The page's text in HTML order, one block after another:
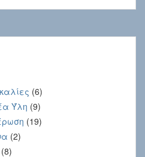
(6)
Ύλη (9)
(19)
(2)
(8)